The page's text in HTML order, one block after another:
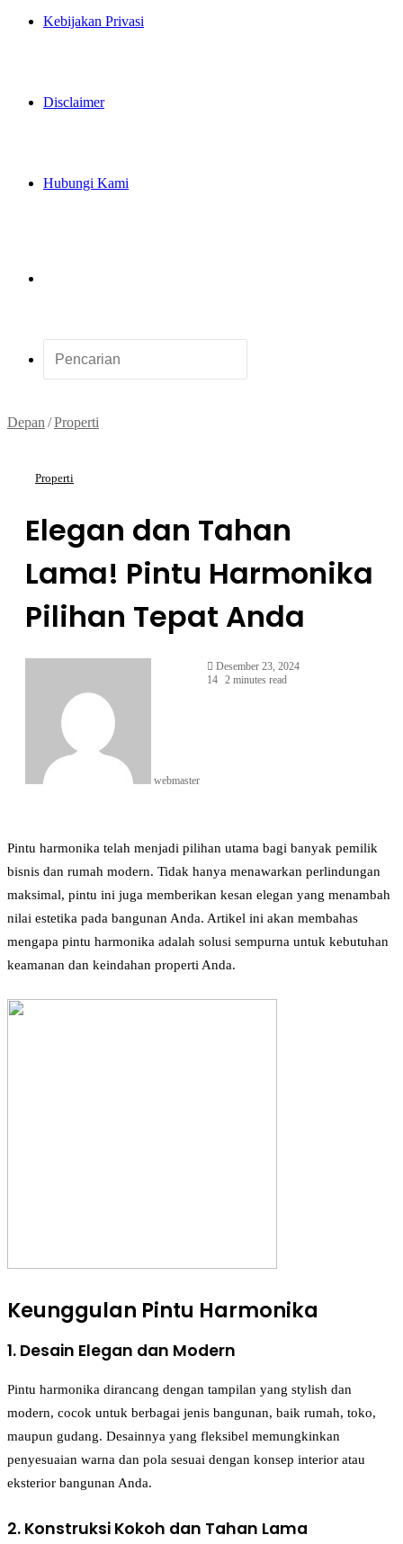
Kebijakan Privasi
Disclaimer
Hubungi Kami
Acak
Depan /Properti
Properti
Elegan dan Tahan
Lama! Pintu Harmonika
Pilihan Tepat Anda
webmaster
Desember 23, 2024
14 2 minutes read
Pintu harmonika telah menjadi pilihan utama bagi banyak pemilik
bisnis dan rumah modern. Tidak hanya menawarkan perlindungan
maksimal, pintu ini juga memberikan kesan elegan yang menambah
nilai estetika pada bangunan Anda. Artikel ini akan membahas
mengapa pintu harmonika adalah solusi sempurna untuk kebutuhan
keamanan dan keindahan properti Anda.
Keunggulan Pintu Harmonika
1. Desain Elegan dan Modern
Pintu harmonika dirancang dengan tampilan yang stylish dan
modern, cocok untuk berbagai jenis bangunan, baik rumah, toko,
maupun gudang. Desainnya yang fleksibel memungkinkan
penyesuaian warna dan pola sesuai dengan konsep interior atau
eksterior bangunan Anda.
2. Konstruksi Kokoh dan Tahan Lama